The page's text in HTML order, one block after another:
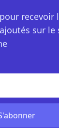
recevoir
sur le